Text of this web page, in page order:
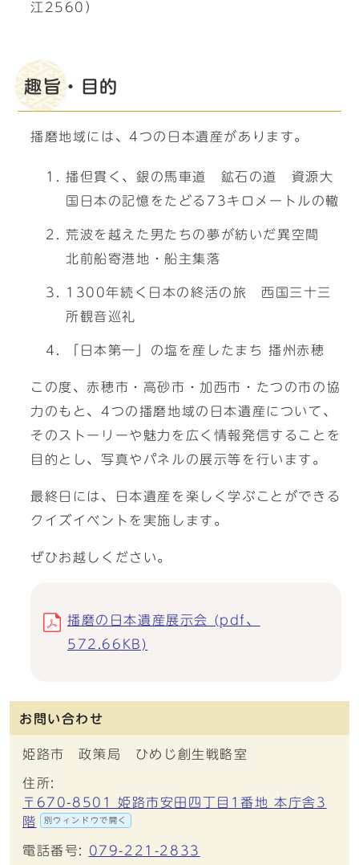
江2560）
趣旨・目的
播磨地域には、4つの日本遺産があります。
播但貫く、銀の馬車道 鉱石の道 資源大
国日本の記憶をたどる73キロメートルの轍
荒波を越えた男たちの夢が紡いだ異空間
北前船寄港地・船主集落
1300年続く日本の終活の旅 西国三十三
所観音巡礼
「日本第一」の塩を産したまち 播州赤穂
この度、赤穂市・高砂市・加西市・たつの市の協
力のもと、4つの播磨地域の日本遺産について、
そのストーリーや魅力を広く情報発信することを
目的とし、写真やパネルの展示等を行います。
最終日には、日本遺産を楽しく学ぶことができる
クイズイベントを実施します。
ぜひお越しください。
播磨の日本遺産展示会 (pdf、
572.66KB)
お問い合わせ
姫路市 政策局 ひめじ創生戦略室
住所:
〒670-8501 姫路市安田四丁目1番地 本庁舎3
階
別ウィンドウで開く
電話番号: 079-221-2833